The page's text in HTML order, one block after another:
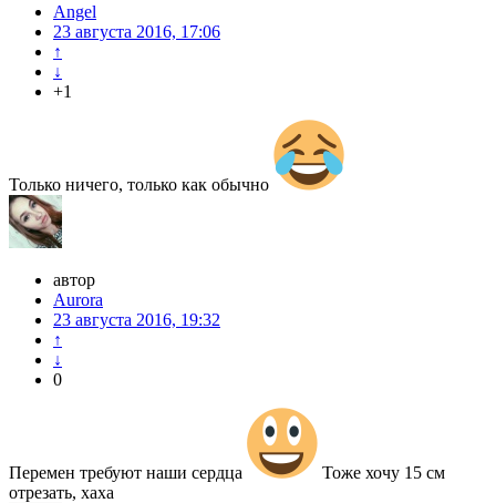
Angel
23 августа 2016, 17:06
↑
↓
+1
Только ничего, только как обычно
автор
Aurora
23 августа 2016, 19:32
↑
↓
0
Перемен требуют наши сердца
Тоже хочу 15 см
отрезать, хаха